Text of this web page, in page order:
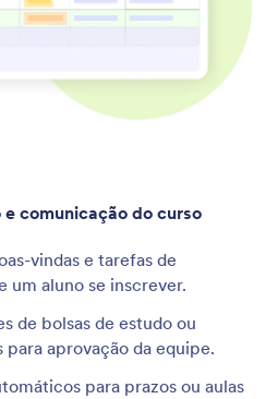
comunicação do curso
vindas e tarefas de
um aluno se inscrever.
de bolsas de estudo ou
para aprovação da equipe.
para prazos ou aulas